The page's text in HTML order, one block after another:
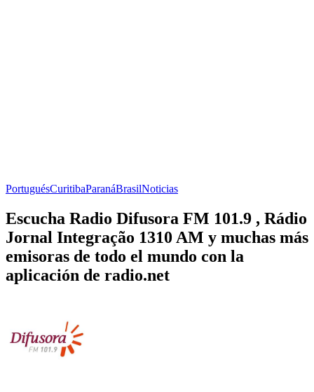
PortuguésCuritibaParanáBrasilNoticias
Escucha Radio Difusora FM 101.9 , Rádio
Jornal Integração 1310 AM y muchas más
emisoras de todo el mundo con la
aplicación de radio.net